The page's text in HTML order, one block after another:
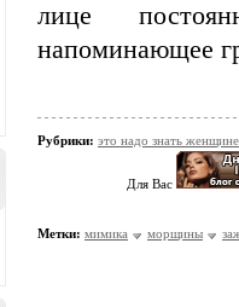
лице
напоминающее
Рубрики: это надо знать
Для Вас
Метки: мимика морщины